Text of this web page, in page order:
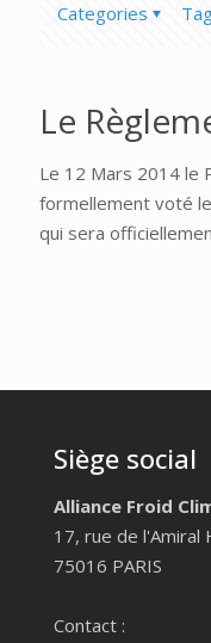
Categories
Le
Le 12 Mars 2014 le
formellement voté
qui sera
Siège social
Alliance Froid
17, rue de l'Amiral
75016 PARIS
Contact :